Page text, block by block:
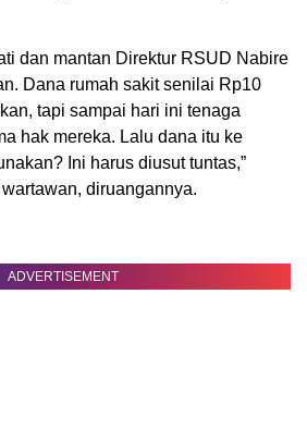
dan mantan Direktur RSUD Nabire
Dana rumah sakit senilai Rp10
tapi sampai hari ini tenaga
hak mereka. Lalu dana itu ke
Ini harus diusut tuntas,”
diruangannya.
ADVERTISEMENT